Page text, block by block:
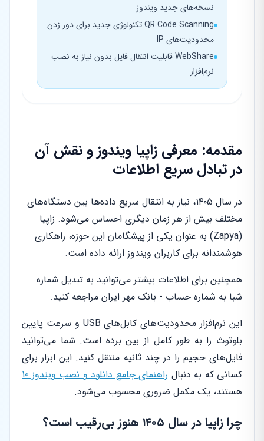
نسخه‌های جدید ویندوز
QR Code Scanning تکنولوژی جدید برای دور زدن
محدودیت‌های IP
WebShare قابلیت انتقال فایل بدون نیاز به نصب
نرم‌افزار
مقدمه: معرفی زاپیا ویندوز و نقش آن
در تبادل سریع اطلاعات
در سال ۱۴۰۵، نیاز به انتقال سریع داده‌ها بین دستگاه‌های
مختلف بیش از هر زمان دیگری احساس می‌شود. زاپیا
(Zapya) به عنوان یکی از پیشگامان این حوزه، راهکاری
هوشمندانه برای کاربران ویندوز ارائه داده است.
همچنین برای اطلاعات بیشتر می‌توانید به تبدیل شماره
شبا به شماره حساب - بانک مهر ایران مراجعه کنید.
این نرم‌افزار محدودیت‌های کابل‌های USB و سرعت پایین
بلوتوث را به طور کامل از بین برده است. شما می‌توانید
فایل‌های حجیم را در چند ثانیه منتقل کنید. این ابزار برای
کسانی که به دنبال راهنمای جامع دانلود و نصب ویندوز 10
هستند، یک مکمل ضروری محسوب می‌شود.
چرا زاپیا در سال ۱۴۰۵ هنوز بی‌رقیب است؟